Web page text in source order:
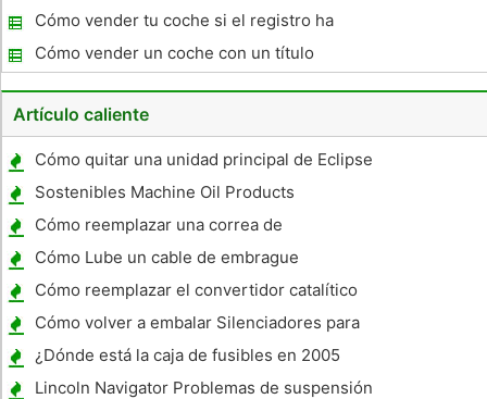
Cómo vender tu coche si el registro ha
caducado
Cómo vender un coche con un título
reconstruido
Artículo caliente
Cómo quitar una unidad principal de Eclipse
93
Sostenibles Machine Oil Products
Cómo reemplazar una correa de
distribución en un Nissan Pathfinder 1996
Cómo Lube un cable de embrague
Cómo reemplazar el convertidor catalítico
en un 1993 Saturn SL2
Cómo volver a embalar Silenciadores para
la YZ250
¿Dónde está la caja de fusibles en 2005
GTO ?
Lincoln Navigator Problemas de suspensión